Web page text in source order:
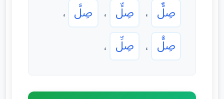
صِلٌّ ، صِلٍّ ، صِلَّ ،
صِلُّ ، صِلِّ ،